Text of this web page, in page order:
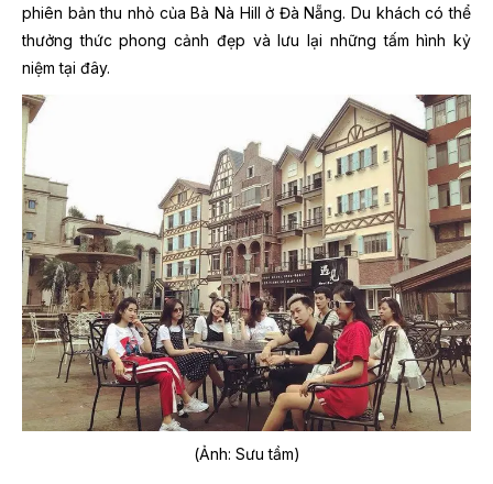
phiên bản thu nhỏ của Bà Nà Hill ở Đà Nẵng. Du khách có thể
thưởng thức phong cảnh đẹp và lưu lại những tấm hình kỷ
niệm tại đây.
(Ảnh: Sưu tầm)